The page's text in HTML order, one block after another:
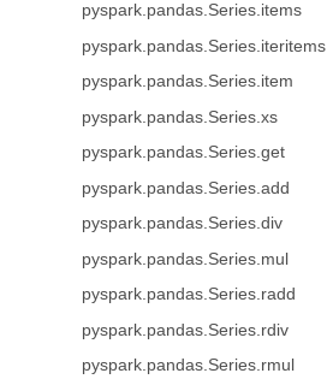
pyspark.pandas.Series.items
pyspark.pandas.Series.iteritems
pyspark.pandas.Series.item
pyspark.pandas.Series.xs
pyspark.pandas.Series.get
pyspark.pandas.Series.add
pyspark.pandas.Series.div
pyspark.pandas.Series.mul
pyspark.pandas.Series.radd
pyspark.pandas.Series.rdiv
pyspark.pandas.Series.rmul